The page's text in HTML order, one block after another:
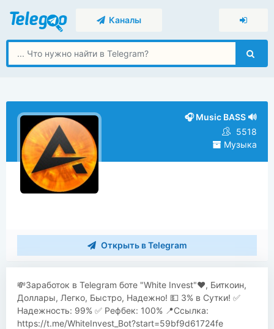
Каналы
🎧 Music BASS 🔊
5518
Музыка
Открыть в Telegram
💸Заработок в Telegram боте "White Invest"❤️, Биткоин,
Доллары, Легко, Быстро, Надежно! 💵 3% в Сутки! ✅
Надежность: 99% ✅ Рефбек: 100% 📍Ссылка:
https://t.me/WhiteInvest_Bot?start=59bf9d61724fe